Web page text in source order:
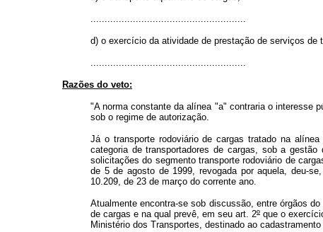
d) o exercício da atividade de prestação de serviços de
Razões do veto:
"A norma constante da alínea "a" contraria o interesse
sob o regime de autorização.
Já o transporte rodoviário de cargas tratado na
categoria de transportadores de cargas, sob a
solicitações do segmento transporte rodoviário de
de 5 de agosto de 1999, revogada por aquela, deu-
10.209, de 23 de março do corrente ano.
Atualmente encontra-se sob discussão, entre órgãos
de cargas e na qual prevê, em seu art. 2º que o
Ministério dos Transportes, destinado ao